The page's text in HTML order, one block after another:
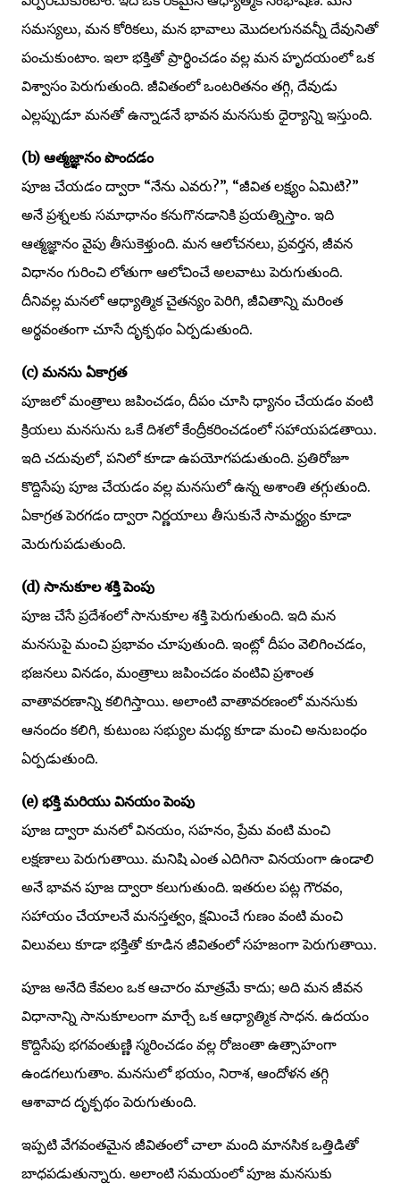
సమస్యలు, మన కోరికలు, మన భావాలు మొదలగునవన్నీ దేవునితో
పంచుకుంటాం. ఇలా భక్తితో ప్రార్థించడం వల్ల మన హృదయంలో ఒక
విశ్వాసం పెరుగుతుంది. జీవితంలో ఒంటరితనం తగ్గి, దేవుడు
ఎల్లప్పుడూ మనతో ఉన్నాడనే భావన మనసుకు ధైర్యాన్ని ఇస్తుంది.
(b) ఆత్మజ్ఞానం పొందడం
పూజ చేయడం ద్వారా “నేను ఎవరు?”, “జీవిత లక్ష్యం ఏమిటి?”
అనే ప్రశ్నలకు సమాధానం కనుగొనడానికి ప్రయత్నిస్తాం. ఇది
ఆత్మజ్ఞానం వైపు తీసుకెళ్తుంది. మన ఆలోచనలు, ప్రవర్తన, జీవన
విధానం గురించి లోతుగా ఆలోచించే అలవాటు పెరుగుతుంది.
దీనివల్ల మనలో ఆధ్యాత్మిక చైతన్యం పెరిగి, జీవితాన్ని మరింత
అర్థవంతంగా చూసే దృక్పథం ఏర్పడుతుంది.
(c) మనసు ఏకాగ్రత
పూజలో మంత్రాలు జపించడం, దీపం చూసి ధ్యానం చేయడం వంటి
క్రియలు మనసును ఒకే దిశలో కేంద్రీకరించడంలో సహాయపడతాయి.
ఇది చదువులో, పనిలో కూడా ఉపయోగపడుతుంది. ప్రతిరోజూ
కొద్దిసేపు పూజ చేయడం వల్ల మనసులో ఉన్న అశాంతి తగ్గుతుంది.
ఏకాగ్రత పెరగడం ద్వారా నిర్ణయాలు తీసుకునే సామర్థ్యం కూడా
మెరుగుపడుతుంది.
(d) సానుకూల శక్తి పెంపు
పూజ చేసే ప్రదేశంలో సానుకూల శక్తి పెరుగుతుంది. ఇది మన
మనసుపై మంచి ప్రభావం చూపుతుంది. ఇంట్లో దీపం వెలిగించడం,
భజనలు వినడం, మంత్రాలు జపించడం వంటివి ప్రశాంత
వాతావరణాన్ని కలిగిస్తాయి. అలాంటి వాతావరణంలో మనసుకు
ఆనందం కలిగి, కుటుంబ సభ్యుల మధ్య కూడా మంచి అనుబంధం
ఏర్పడుతుంది.
(e) భక్తి మరియు వినయం పెంపు
పూజ ద్వారా మనలో వినయం, సహనం, ప్రేమ వంటి మంచి
లక్షణాలు పెరుగుతాయి. మనిషి ఎంత ఎదిగినా వినయంగా ఉండాలి
అనే భావన పూజ ద్వారా కలుగుతుంది. ఇతరుల పట్ల గౌరవం,
సహాయం చేయాలనే మనస్తత్వం, క్షమించే గుణం వంటి మంచి
విలువలు కూడా భక్తితో కూడిన జీవితంలో సహజంగా పెరుగుతాయి.
పూజ అనేది కేవలం ఒక ఆచారం మాత్రమే కాదు; అది మన జీవన
విధానాన్ని సానుకూలంగా మార్చే ఒక ఆధ్యాత్మిక సాధన. ఉదయం
కొద్దిసేపు భగవంతుణ్ణి స్మరించడం వల్ల రోజంతా ఉత్సాహంగా
ఉండగలుగుతాం. మనసులో భయం, నిరాశ, ఆందోళన తగ్గి
ఆశావాద దృక్పథం పెరుగుతుంది.
ఇప్పటి వేగవంతమైన జీవితంలో చాలా మంది మానసిక ఒత్తిడితో
బాధపడుతున్నారు. అలాంటి సమయంలో పూజ మనసుకు